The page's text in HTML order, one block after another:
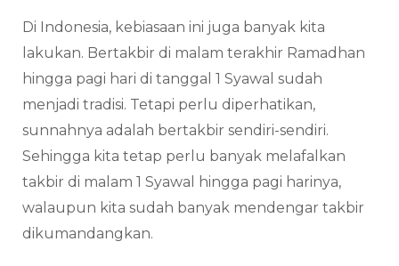
Di Indonesia, kebiasaan ini juga banyak kita
lakukan. Bertakbir di malam terakhir Ramadhan
hingga pagi hari di tanggal 1 Syawal sudah
menjadi tradisi. Tetapi perlu diperhatikan,
sunnahnya adalah bertakbir sendiri-sendiri.
Sehingga kita tetap perlu banyak melafalkan
takbir di malam 1 Syawal hingga pagi harinya,
walaupun kita sudah banyak mendengar takbir
dikumandangkan.